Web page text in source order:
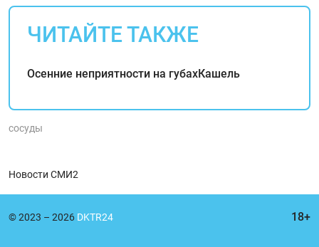
ЧИТАЙТЕ ТАКЖЕ
Осенние неприятности на губахКашель
сосуды
Новости СМИ2
© 2023 – 2026 DKTR24